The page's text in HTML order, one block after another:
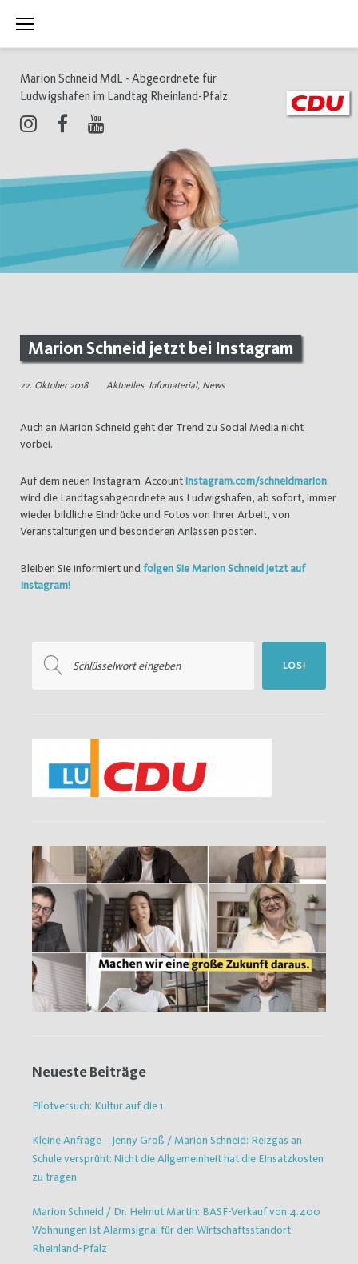
Inhalt
Marion Schneid MdL - Abgeordnete für
Ludwigshafen im Landtag Rheinland-Pfalz
Marion Schneid jetzt bei Instagram
22. Oktober 2018 Aktuelles, Infomaterial, News
Auch an Marion Schneid geht der Trend zu Social Media nicht
vorbei.
Auf dem neuen Instagram-Accountinstagram.com/schneidmarion
wird die Landtagsabgeordnete aus Ludwigshafen, ab sofort, immer
wieder bildliche Eindrücke und Fotos von Ihrer Arbeit, von
Veranstaltungen und besonderen Anlässen posten.
Bleiben Sie informiert und folgen Sie Marion Schneid jetzt auf
Instagram!
nach:
LOS!
Neueste Beiträge
Pilotversuch: Kultur auf die 1
Kleine Anfrage – Jenny Groß / Marion Schneid: Reizgas an
Schule versprüht: Nicht die Allgemeinheit hat die Einsatzkosten
zu tragen
Marion Schneid / Dr. Helmut Martin: BASF-Verkauf von 4.400
Wohnungen ist Alarmsignal für den Wirtschaftsstandort
Rheinland-Pfalz